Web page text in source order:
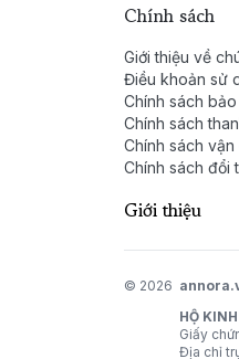
Chính sách
Giới thiệu về
Điều khoản sử
Chính sách
Chính sách
Chính sách
Chính sách đổi
Giới thiệu
© 2026
HỘ
Giấy
Địa chỉ